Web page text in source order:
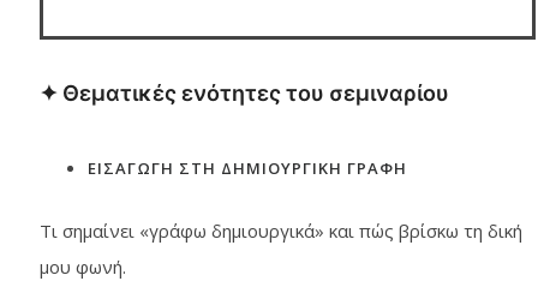
✦ Θεματικές ενότητες του σεμιναρίου
ΕΙΣΑΓΩΓΗ ΣΤΗ ΔΗΜΙΟΥΡΓΙΚΗ ΓΡΑΦΗ
Τι σημαίνει «γράφω δημιουργικά» και πώς βρίσκω τη δική
μου φωνή.